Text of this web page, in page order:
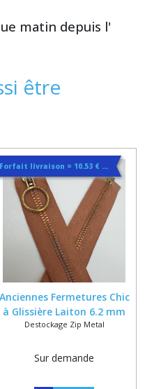
matin depuis l'
être
Forfait livraison = 10.53 € lettre suivie ou 14.44€ en colissimo quelque soit la quantité
Anciennes Fermetures Chic
à Glissière Laiton 6.2 mm
sur Ruban Coton Noisette
Destockage Zip Metal
Sur demande